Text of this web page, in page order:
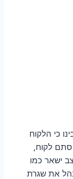
כי הלקוח
לקוח,
ישאר כמו
את שגרת